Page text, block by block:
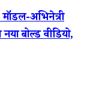
अभिनेत्री
बोल्ड वीडियो,